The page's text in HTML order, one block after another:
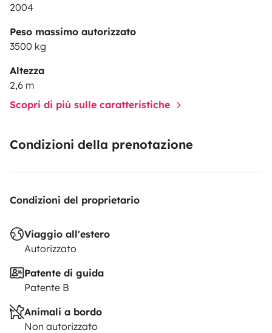
2004
Peso massimo autorizzato
3500 kg
Altezza
2,6 m
Scopri di più sulle caratteristiche
Condizioni della prenotazione
Condizioni del proprietario
Viaggio all'estero
Autorizzato
Patente di guida
Patente B
Animali a bordo
Non autorizzato